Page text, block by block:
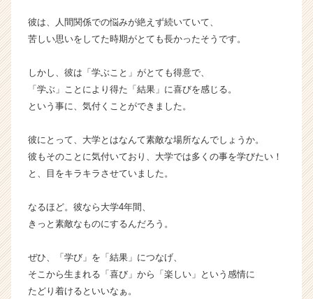
彼は、人間関係での悩みが絶えず続いていて、
苦しい思いをしてた時期がとても長かったそうです。
しかし、彼は「学ぶこと」がとても得意で、
「学ぶ」ことにより得た「結果」に喜びを感じる。
という事に、気付くことができました。
彼にとって、大学とはなんて素敵な場所なんでしょうか。
彼もそのことに気付いており、大学では多くの事を学びたい！
と、目をキラキラさせていました。
なるほど。彼なら大学4年間、
きっと素敵なものにするんだろう。
ぜひ、「学び」を「結果」につなげ、
そこから生まれる「喜び」から「楽しい」という感情に
たどり着けるといいなぁ。